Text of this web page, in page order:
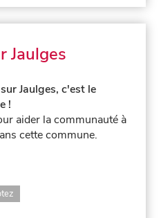
Jaulges
Jaulges, c'est le
!
aider la communauté à
cette commune.